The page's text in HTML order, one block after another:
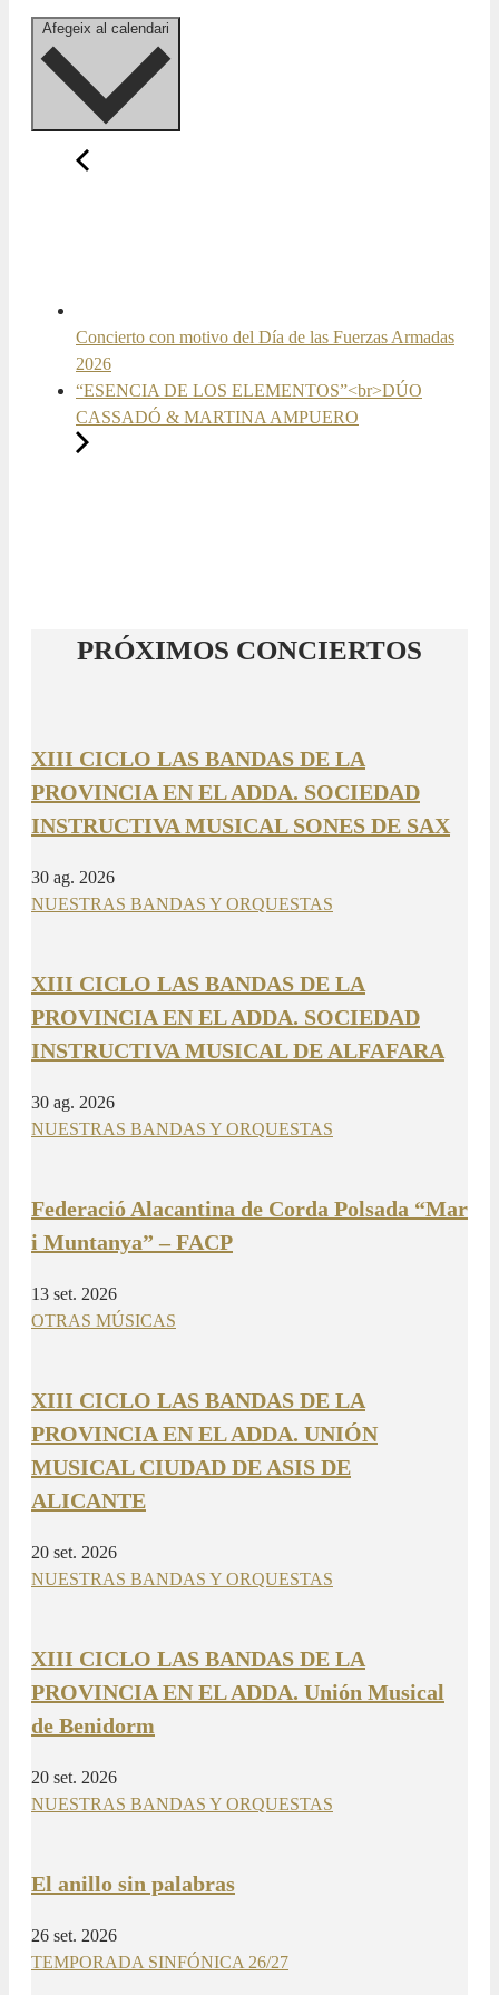
Concierto con motivo del Día de las Fuerzas Armadas
2026
“ESENCIA DE LOS ELEMENTOS”<br>DÚO
CASSADÓ & MARTINA AMPUERO
PRÓXIMOS CONCIERTOS
XIII CICLO LAS BANDAS DE LA
PROVINCIA EN EL ADDA. SOCIEDAD
INSTRUCTIVA MUSICAL SONES DE SAX
30 ag. 2026
NUESTRAS BANDAS Y ORQUESTAS
XIII CICLO LAS BANDAS DE LA
PROVINCIA EN EL ADDA. SOCIEDAD
INSTRUCTIVA MUSICAL DE ALFAFARA
30 ag. 2026
NUESTRAS BANDAS Y ORQUESTAS
Federació Alacantina de Corda Polsada “Mar
i Muntanya” – FACP
13 set. 2026
OTRAS MÚSICAS
XIII CICLO LAS BANDAS DE LA
PROVINCIA EN EL ADDA. UNIÓN
MUSICAL CIUDAD DE ASIS DE
ALICANTE
20 set. 2026
NUESTRAS BANDAS Y ORQUESTAS
XIII CICLO LAS BANDAS DE LA
PROVINCIA EN EL ADDA. Unión Musical
de Benidorm
20 set. 2026
NUESTRAS BANDAS Y ORQUESTAS
El anillo sin palabras
26 set. 2026
TEMPORADA SINFÓNICA 26/27